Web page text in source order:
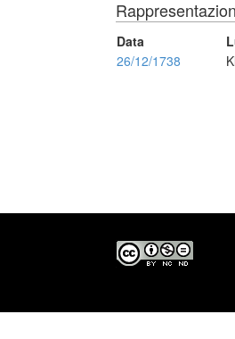
Data
26/12/1738